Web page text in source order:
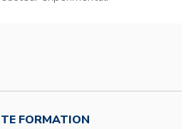
FORMATION